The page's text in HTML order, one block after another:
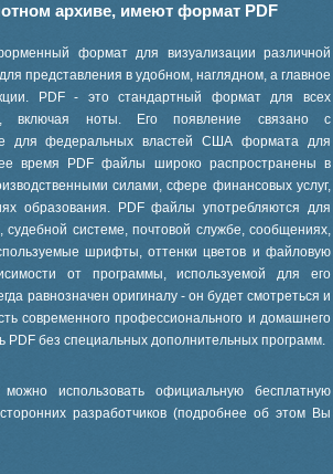
архиве, имеют формат PDF
формат для визуализации различной
представления в удобном, наглядном, а главное
PDF - это стандартный формат для всех
включая ноты. Его появление связано с
для федеральных властей США формата для
время PDF файлы широко распространены в
силами, сфере финансовых услуг,
образования. PDF файлы употребляются для
судебной системе, почтовой службе, сообщениях,
шрифты, оттенки цветов и файловую
от программы, используемой для его
равнозначен оригиналу - он будет смотреться и
современного профессионального и домашнего
PDF без специальных дополнительных программ.
использовать официальную бесплатную
разработчиков (подробнее об этом Вы